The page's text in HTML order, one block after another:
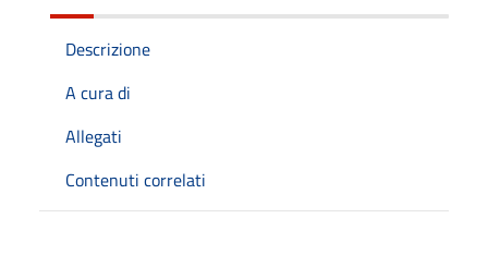
Descrizione
A cura di
Allegati
Contenuti correlati